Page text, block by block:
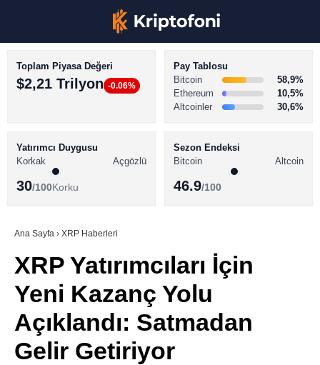
Youtube
BİTCOİN HABERLERİ
ALTCOİN HABERLERİ
SÖZLÜK
Toplam Piyasa Değeri
$2,21 Trilyon -0.06%
Pay Tablosu
Bitcoin
58,9%
Ethereum
10,5%
Altcoinler
30,6%
Yatırımcı Duygusu
Korkak
Açgözlü
30/100Korku
Sezon Endeksi
Bitcoin
Altcoin
46.9/100
Ana Sayfa › XRP Haberleri
XRP Yatırımcıları İçin
Yeni Kazanç Yolu
Açıklandı: Satmadan
Gelir Getiriyor